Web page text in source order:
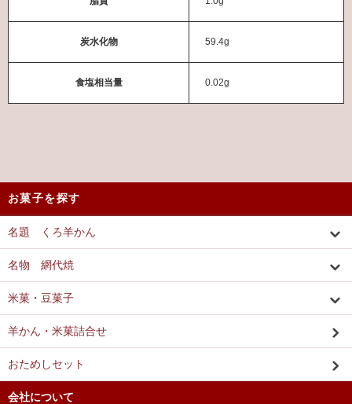
炭水化物 59.4g
食塩相当量 0.02g
お菓子を探す
名題 くろ羊かん
名物 網代焼
米菓・豆菓子
羊かん・米菓詰合せ
おためしセット
会社について